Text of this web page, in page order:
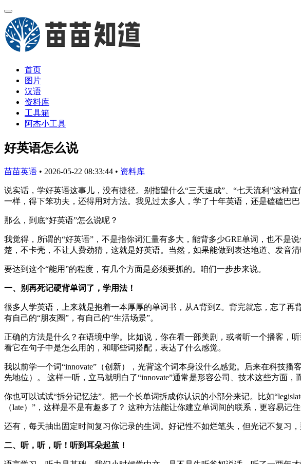
首页
图片
汉语
资料库
工具箱
阿杰小工具
好英语怎么说
苗苗英语 • 2026-05-22 08:33:44 • 资料库
说实话，学好英语这事儿，没有捷径。别指望什么“三天速成”、“七天流利”这种
一样，得下笨功夫，还得用对方法。我见过太多人，学了十年英语，还是磕磕巴
那么，到底“好英语”怎么说呢？
我觉得，所谓的“好英语”，不是指你词汇量有多大，能背多少GRE单词，也不是
楚，不卡壳，不让人费劲猜，这就是好英语。当然，如果能做到表达地道、发音清
要达到这个“能用”的程度，有几个方面是必须要抓的。咱们一步步来说。
一、别再死记硬背单词了，学用法！
很多人学英语，上来就是抱着一本厚厚的单词书，从A背到Z。背完就忘，忘了
有自己的“朋友圈”，有自己的“生活场景”。
正确的方法是什么？在语境中学。比如说，你在看一部美剧，或者听一个播客，
看它在句子中是怎么用的，和哪些词搭配，表达了什么感觉。
我以前学一个词“innovate”（创新），光背这个词本身没什么感觉。后来在科技播客
先地位）。 这样一听，立马就明白了“innovate”通常是形容公司、技术这些方面
你也可以试试“拆分记忆法”。把一个长单词拆成你认识的小部分来记。比如
（late）”，这样是不是有趣多了？ 这种方法能让你建立单词间的联系，更容易记住
还有，每天抽出固定时间复习你记录的生词。好记性不如烂笔头，但光记不复习
二、听，听，听！听到耳朵起茧！